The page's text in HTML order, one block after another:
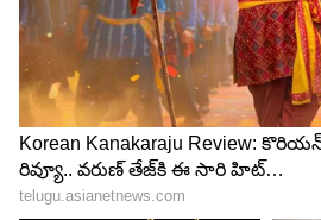
ఎయిర్‌టెల్ కస్టమర్లకు
5G ప్లాన్ ధర ₹379. ఈ రీఛార్జ్‌లో
2GB డేటా, అన్‌లిమిటెడ్ కాలింగ్,
లభిస్తాయి. ఈ ప్లాన్ వ్యాలిడిటీ 28
ప్లాన్‌తో పాటు 300GB FUP
యాక్సెస్ ఇస్తుంది. ఇక అదనపు